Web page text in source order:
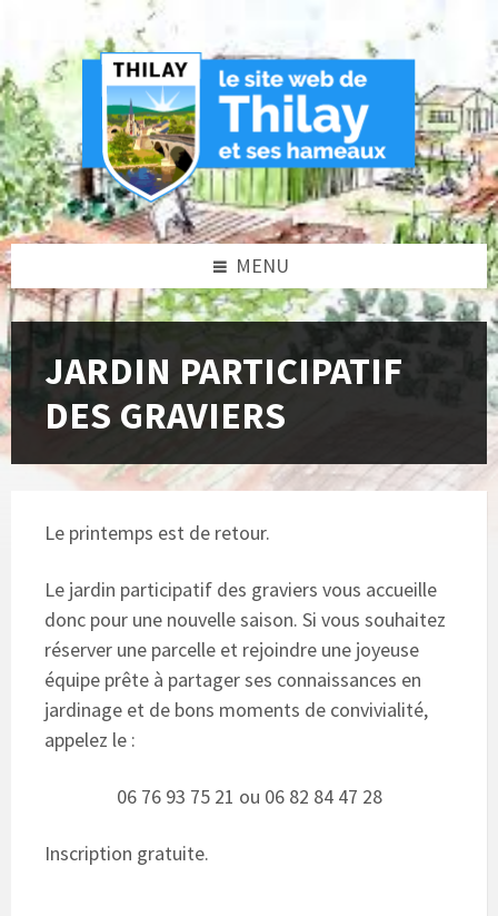
content
sidebar
MENU
JARDIN PARTICIPATIF
DES GRAVIERS
Le printemps est de retour.
Le jardin participatif des graviers vous accueille
donc pour une nouvelle saison. Si vous souhaitez
réserver une parcelle et rejoindre une joyeuse
équipe prête à partager ses connaissances en
jardinage et de bons moments de convivialité,
appelez le :
06 76 93 75 21 ou 06 82 84 47 28
Inscription gratuite.